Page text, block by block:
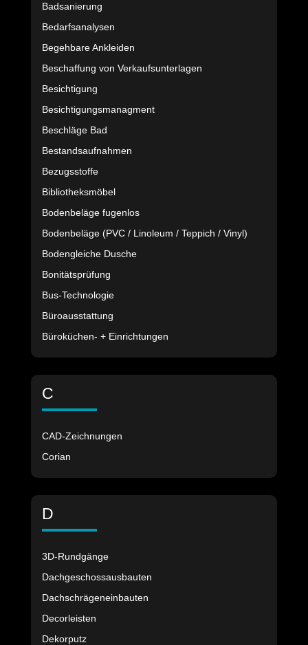
Badsanierung
Bedarfsanalysen
Begehbare Ankleiden
Beschaffung von Verkaufsunterlagen
Besichtigung
Besichtigungsmanagment
Beschläge Bad
Bestandsaufnahmen
Bezugsstoffe
Bibliotheksmöbel
Bodenbeläge fugenlos
Bodenbeläge (PVC / Linoleum / Teppich / Vinyl)
Bodengleiche Dusche
Bonitätsprüfung
Bus-Technologie
Büroausstattung
Büroküchen- + Einrichtungen
C
CAD-Zeichnungen
Corian
D
3D-Rundgänge
Dachgeschossausbauten
Dachschrägeneinbauten
Decorleisten
Dekorputz